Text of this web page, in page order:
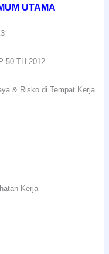
UTAMA
50 TH 2012
& Risko di Tempat Kerja
Kerja